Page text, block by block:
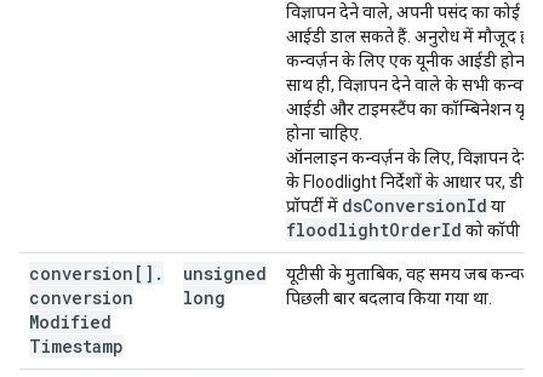
विज्ञापन देने वाले, अपनी पसंद का कोई भी
आईडी डाल सकते हैं. अनुरोध में मौजूद हर
कन्वर्ज़न के लिए एक यूनीक आईडी होना
साथ ही, विज्ञापन देने वाले के सभी
आईडी और टाइमस्टैंप का कॉम्बिनेशन
होना चाहिए.
ऑनलाइन कन्वर्ज़न के लिए, विज्ञापन देने
के Floodlight निर्देशों के आधार पर,
प्रॉपर्टी में dsConversionId या
floodlightOrderId को कॉपी
conversion[] .
conversion
Modified
Timestamp
unsigned
long
यूटीसी के मुताबिक, वह समय जब
पिछली बार बदलाव किया गया था.